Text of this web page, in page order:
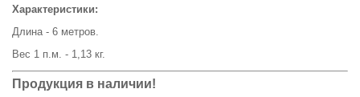
Характеристики:
Длина - 6 метров.
Вес 1 п.м. - 1,13 кг.
Продукция в наличии!